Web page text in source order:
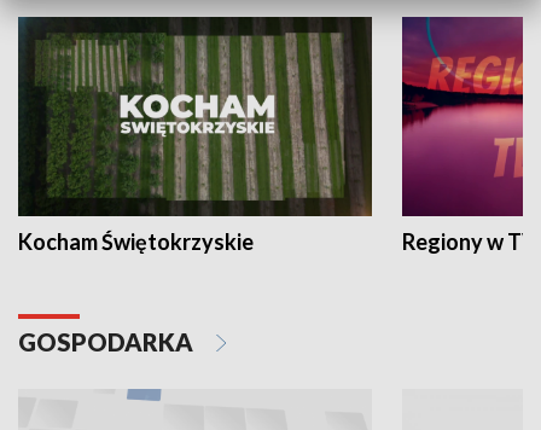
Kocham Świętokrzyskie Regiony w
GOSPODARKA